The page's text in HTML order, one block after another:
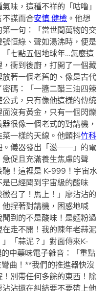
味，這種不祥的「咕嚕」
不謀而合安慎 健檢 。他想
一句：「當世間萬物的交
恒綠、聲如湯沸時，便是
七點五個地球年…怎麼這
衝到後廚，打開了一個藏
著一個老舊的、像是古代
碼：「一醬二醋三油四辣
式，只有像他這樣的傳統
沒有黃金，只有一個閃爍
很像一個老式的對講機，
一樣的天線。他顫抖竹科
。儀器發出「滋——」的電
促且充滿養生焦慮的聲
！這裡是 K-999！宇宙水
已經聞到宇宙級的酸味
召了！馬上！」廖沾沾的
捏著對講機，困惑地喊
到的不是酸味！是麵粉過
走不開！我的陳年老蒜泥
「蒜泥？」對面傳來K-
中藥味電子雜音：「重點
曲！**我們的推進器快沒
別帶任何多餘的東西！除
沾還在糾結要不要帶上他